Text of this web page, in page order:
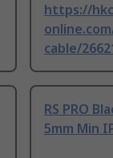
https://
cable/
RS PRO
5mm Min